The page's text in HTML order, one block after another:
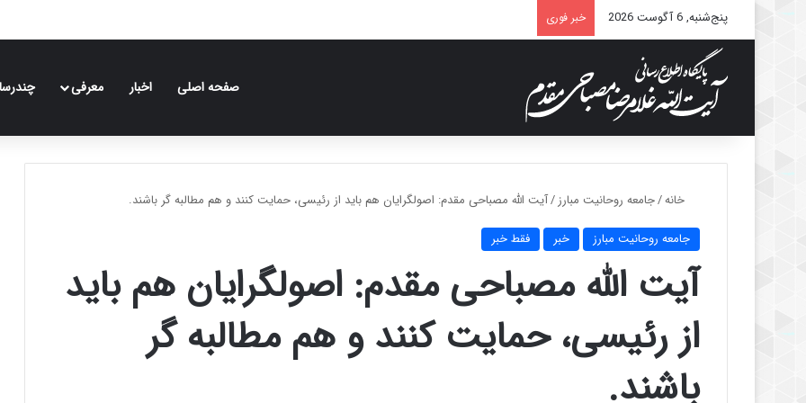
پنج‌شنبه, 6 آگوست 2026 خبر فوری
صفحه اصلی اخبار معرفی
خانه/جامعه روحانیت مبارز/آیت الله مصباحی مقدم: اصولگرایان هم باید از رئیسی، حمایت کنند و هم مطالبه گر باشند.
جامعه روحانیت مبارز خبر فقط خبر
آیت الله مصباحی مقدم: اصولگرایان هم باید
از رئیسی، حمایت کنند و هم مطالبه گر
باشند.